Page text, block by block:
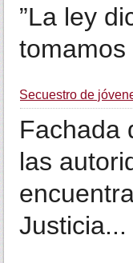
”La ley
tomamos
Secuestro de
Fachada
las
Justicia...